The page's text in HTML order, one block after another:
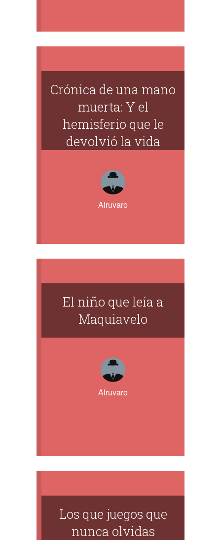
Crónica de una mano
muerta: Y el
hemisferio que le
devolvió la vida
Alruvaro
El niño que leía a
Maquiavelo
Alruvaro
Los que juegos que
nunca olvidas